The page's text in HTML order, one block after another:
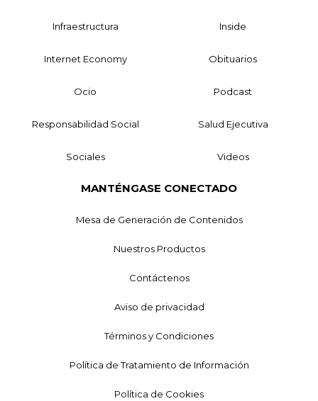
Infraestructura Inside
Internet Economy Obituarios
Ocio Podcast
Responsabilidad Social Salud Ejecutiva
Sociales Videos
MANTÉNGASE CONECTADO
Mesa de Generación de Contenidos
Nuestros Productos
Contáctenos
Aviso de privacidad
Términos y Condiciones
Política de Tratamiento de Información
Política de Cookies